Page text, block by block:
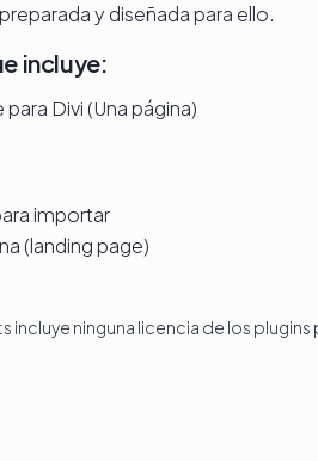
y diseñada para ello.
incluye:
Divi (Una página)
importar
(landing page)
incluye ninguna licencia de los plugins